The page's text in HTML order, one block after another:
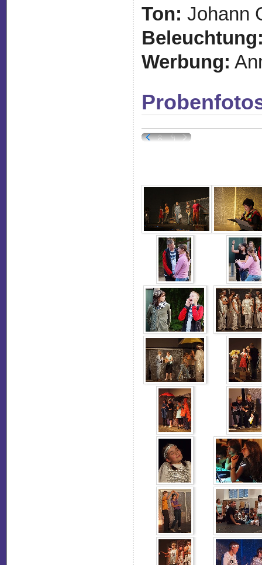
Ton: Johann
Werbung: